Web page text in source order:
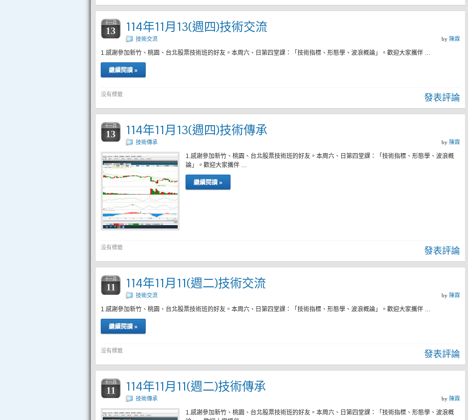
十一月
13 114年11月13(週四)技術交流
技術交流 by 陳霖
1.感謝參加新竹、桃園、台北股票技術班的好友。本周六、日第四堂課：「技術指標、形態學、波浪概論」。歡迎大家攜伴 …
繼續閱讀 »
没有標籤 發表評論
十一月
13 114年11月13(週四)技術傳承
技術傳承 by 陳霖
1.感謝參加新竹、桃園、台北股票技術班的好友。本周六、日第四堂課：「技術指標、形態學、波浪概
論」。歡迎大家攜伴 …
繼續閱讀 »
没有標籤 發表評論
十一月
11 114年11月11(週二)技術交流
技術交流 by 陳霖
1.感謝參加新竹、桃園、台北股票技術班的好友。本周六、日第四堂課：「技術指標、形態學、波浪概論」。歡迎大家攜伴 …
繼續閱讀 »
没有標籤 發表評論
十一月
11 114年11月11(週二)技術傳承
技術傳承 by 陳霖
1.感謝參加新竹、桃園、台北股票技術班的好友。本周六、日第四堂課：「技術指標、形態學、波浪概